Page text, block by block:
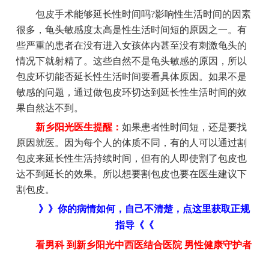
包皮手术能够延长性时间吗?影响性生活时间的因素
很多，龟头敏感度太高是性生活时间短的原因之一。有
些严重的患者在没有进入女孩体内甚至没有刺激龟头的
情况下就射精了。这些自然不是龟头敏感的原因，所以
包皮环切能否延长性生活时间要看具体原因。如果不是
敏感的问题，通过做包皮环切达到延长性生活时间的效
果自然达不到。
新乡阳光医生提醒： 如果患者性时间短，还是要找
原因就医。因为每个人的体质不同，有的人可以通过割
包皮来延长性生活持续时间，但有的人即使割了包皮也
达不到延长的效果。所以想要割包皮也要在医生建议下
割包皮。
》》你的病情如何，自己不清楚，点这里获取正规
指导《《
看男科 到新乡阳光中西医结合医院 男性健康守护者